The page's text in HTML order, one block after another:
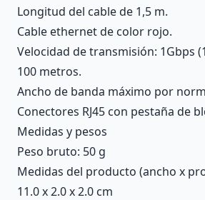
Longitud del cable de 1,5 m.
Cable ethernet de color rojo.
Velocidad de transmisión: 1Gbps
100 metros.
Ancho de banda máximo por
Conectores RJ45 con pestaña de
Medidas y pesos
Peso bruto: 50 g
Medidas del producto (ancho x
11.0 x 2.0 x 2.0 cm